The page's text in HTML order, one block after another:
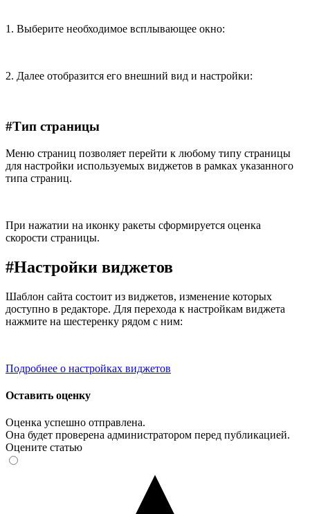
1. Выберите необходимое всплывающее окно:
2. Далее отобразится его внешний вид и настройки:
#Тип страницы
Меню страниц позволяет перейти к любому типу страницы
для настройки используемых виджетов в рамках указанного
типа страниц.
При нажатии на иконку ракеты сформируется оценка
скорости страницы.
#Настройки виджетов
Шаблон сайта состоит из виджетов, изменение которых
доступно в редакторе. Для перехода к настройкам виджета
нажмите на шестеренку рядом с ним:
Подробнее о настройках виджетов
Оставить оценку
Оценка успешно отправлена.
Она будет проверена администратором перед публикацией.
Оцените статью